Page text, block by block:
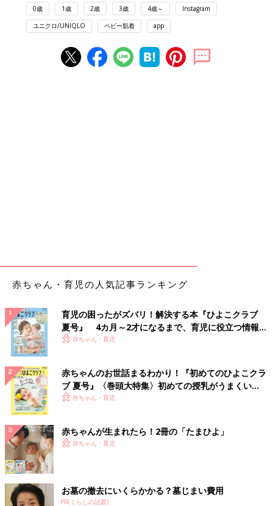
0歳 1歳 2歳 3歳 4歳～ Instagram
ユニクロ/UNIQLO ベビー肌着 app
赤ちゃん・育児の人気記事ランキング
育児の困ったがズバリ！解決する本『ひよこクラブ
夏号』 4カ月～2才になるまで、育児に役立つ情報が
いっぱい！
赤ちゃん・育児
赤ちゃんのお世話まるわかり！『初めてのひよこクラ
ブ 夏号』〈巻頭大特集〉初めての授乳がうまくい
く！ おっぱい・ミルクの基本と夏のトラブル 解決テ
赤ちゃん・育児
赤ちゃんが生まれたら！2冊の「たまひよ」
赤ちゃん・育児
お墓の撤去にいくらかかる？墓じまい費用
PR(くらしの話題)